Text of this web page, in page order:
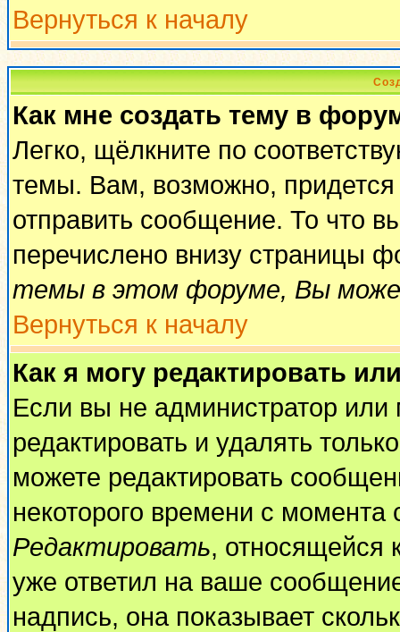
Вернуться к началу
Как мне создать тему в
Легко, щёлкните по
темы. Вам, возможно, придется
отправить сообщение. То что
перечислено внизу страницы
темы в этом форуме, Вы
Вернуться к началу
Как я могу редактировать
Если вы не администратор
редактировать и удалять
можете редактировать
некоторого времени с
Редактировать, относящейся
уже ответил на ваше
надпись, она показывает